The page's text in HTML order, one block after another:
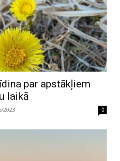
par apstākļiem
laikā
2023 0